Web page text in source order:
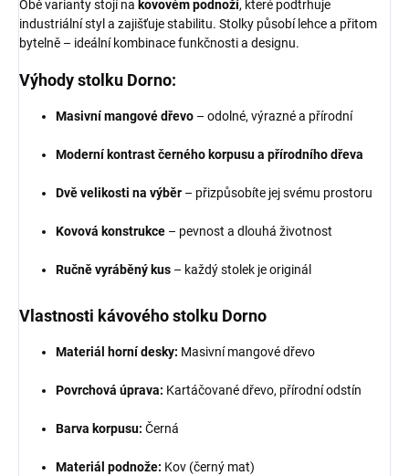
Obě varianty stojí na kovovém podnoží, které podtrhuje
industriální styl a zajišťuje stabilitu. Stolky působí lehce a přitom
bytelně – ideální kombinace funkčnosti a designu.
Výhody stolku Dorno:
Masivní mangové dřevo – odolné, výrazné a přírodní
Moderní kontrast černého korpusu a přírodního dřeva
Dvě velikosti na výběr – přizpůsobíte jej svému prostoru
Kovová konstrukce – pevnost a dlouhá životnost
Ručně vyráběný kus – každý stolek je originál
Vlastnosti kávového stolku Dorno
Materiál horní desky: Masivní mangové dřevo
Povrchová úprava: Kartáčované dřevo, přírodní odstín
Barva korpusu: Černá
Materiál podnože: Kov (černý mat)